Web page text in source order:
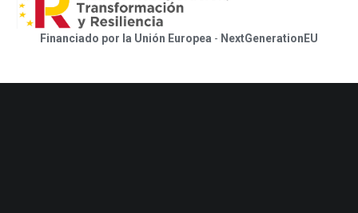
Financiado por la Unión Europea - NextGenerationEU